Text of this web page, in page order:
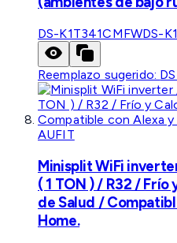
DS-K1T341CMFWDS-
Reemplazo sugerido:
AUFIT
Minisplit WiFi
( 1 TON ) / R32 /
de Salud /
Home.